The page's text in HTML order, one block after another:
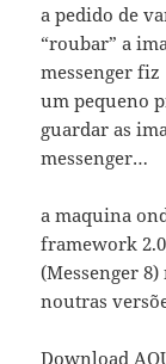
a pedido de
“roubar” a
messenger fiz
um pequeno
guardar as
messenger…
a maquina
framework
(Messenger
noutras
Download